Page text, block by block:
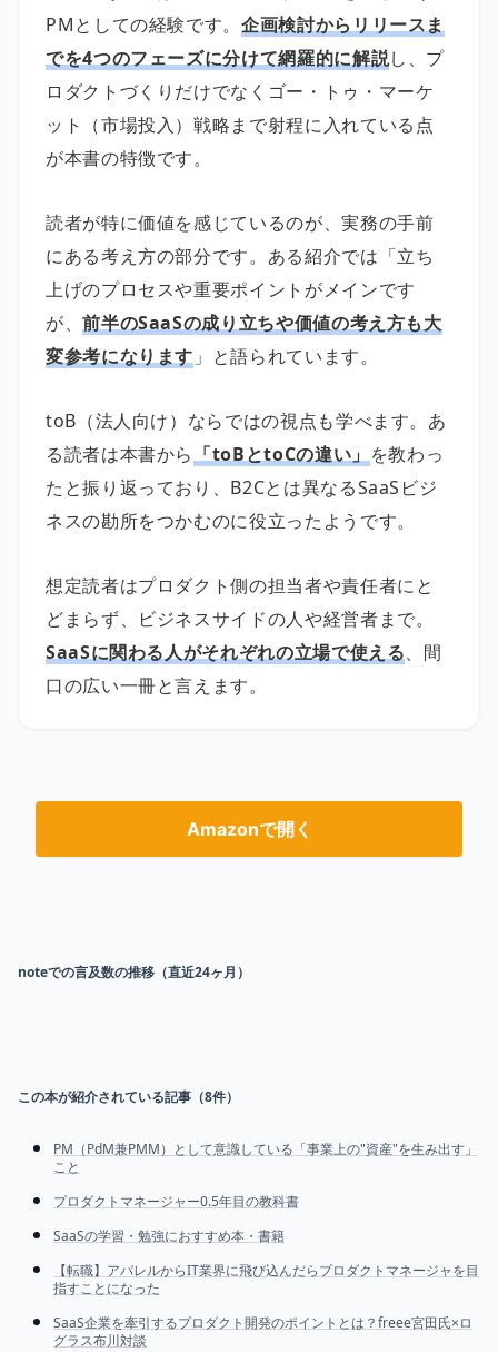
PMとしての経験です。企画検討からリリースま
でを4つのフェーズに分けて網羅的に解説し、プ
ロダクトづくりだけでなくゴー・トゥ・マーケ
ット（市場投入）戦略まで射程に入れている点
が本書の特徴です。
読者が特に価値を感じているのが、実務の手前
にある考え方の部分です。ある紹介では「立ち
上げのプロセスや重要ポイントがメインです
が、前半のSaaSの成り立ちや価値の考え方も大
変参考になります 」と語られています。
toB（法人向け）ならではの視点も学べます。あ
る読者は本書から 「toBとtoCの違い」 を教わっ
たと振り返っており、B2Cとは異なるSaaSビジ
ネスの勘所をつかむのに役立ったようです。
想定読者はプロダクト側の担当者や責任者にと
どまらず、ビジネスサイドの人や経営者まで。
SaaSに関わる人がそれぞれの立場で使える、間
口の広い一冊と言えます。
Amazonで開く
noteでの言及数の推移（直近24ヶ月）
この本が紹介されている記事（8件）
PM（PdM兼PMM）として意識している「事業上の"資産"を生み出す」
こと
プロダクトマネージャー0.5年目の教科書
SaaSの学習・勉強におすすめ本・書籍
【転職】アパレルからIT業界に飛び込んだらプロダクトマネージャを目
指すことになった
SaaS企業を牽引するプロダクト開発のポイントとは？freee宮田氏×ロ
グラス布川対談